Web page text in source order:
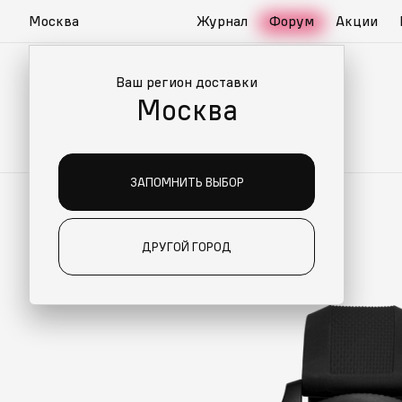
Москва
Ваш регион доставки
Москва
ЗАПОМНИТЬ ВЫБОР
ДРУГОЙ ГОРОД
Журнал Форум Акции
ДЛЯ ВАС